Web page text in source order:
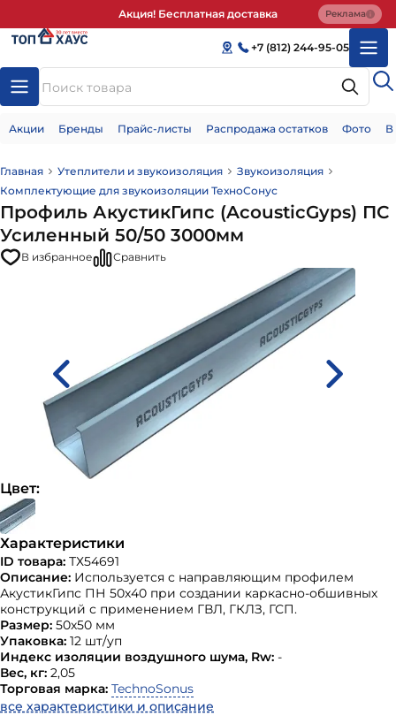
Акция! Бесплатная доставка Реклама
+7 (812) 244-95-05
Акции Бренды Прайс-листы Распродажа остатков Фото
Главная Утеплители и звукоизоляция
Звукоизоляция
Комплектующие для звукоизоляции ТехноСонус
Профиль АкустикГипс (AcousticGyps) ПС
Усиленный 50/50 3000мм
В избранное Сравнить
Цвет:
Характеристики
ID товара: ТХ54691
Описание: Используется с направляющим профилем
АкустикГипс ПН 50х40 при создании каркасно-обшивных
конструкций с применением ГВЛ, ГКЛЗ, ГСП.
Размер: 50х50 мм
Упаковка: 12 шт/уп
Индекс изоляции воздушного шума, Rw: -
Вес, кг: 2,05
Торговая марка: TechnoSonus
все характеристики и описание